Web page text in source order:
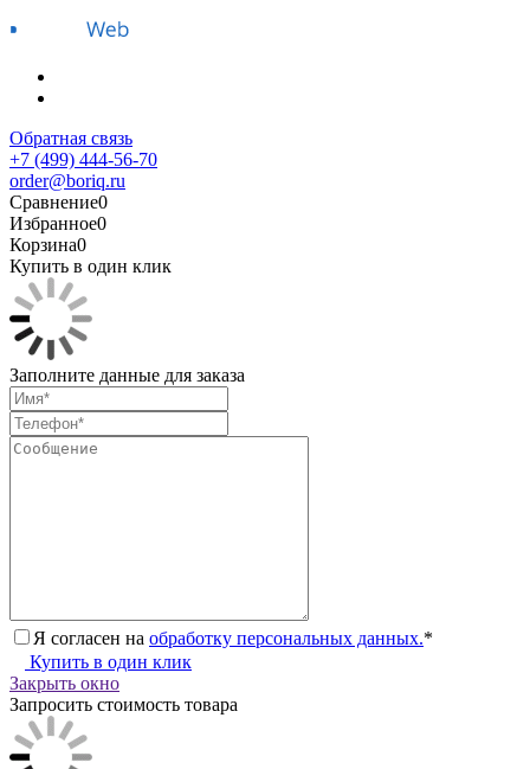
Обратная связь
+7 (499) 444-56-70
order@boriq.ru
Сравнение0
Избранное0
Корзина0
Купить в один клик
Заполните данные для заказа
Я согласен на обработку персональных данных.*
Купить в один клик
Закрыть окно
Запросить стоимость товара